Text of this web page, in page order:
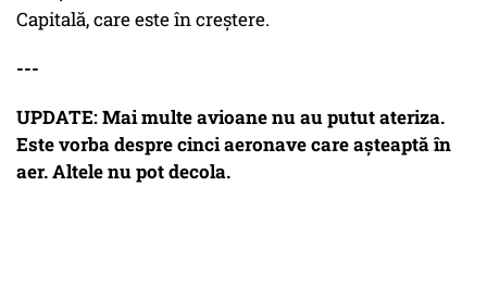
Capitală, care este în creştere.
---
UPDATE: Mai multe avioane nu au putut ateriza.
Este vorba despre cinci aeronave care așteaptă în
aer. Altele nu pot decola.